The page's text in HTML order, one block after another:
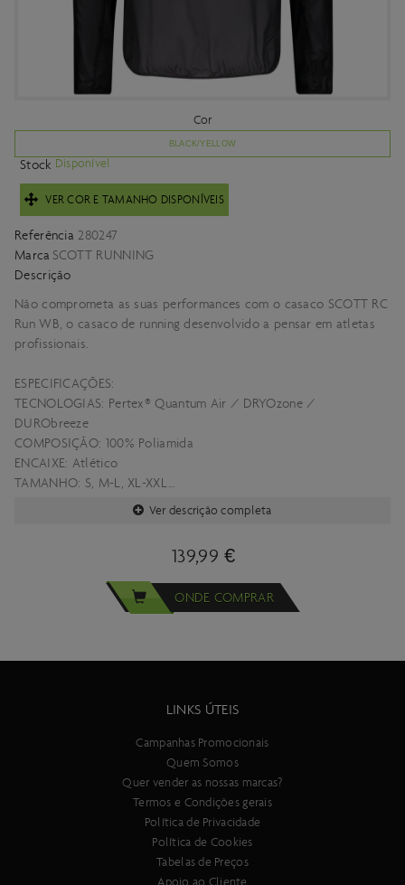
Cor
BLACK/YELLOW
Stock Disponível
VER COR E TAMANHO DISPONÍVEIS
Referência 280247
Marca SCOTT RUNNING
Descrição
Não comprometa as suas performances com o casaco SCOTT RC
Run WB, o casaco de running desenvolvido a pensar em atletas
profissionais.
ESPECIFICAÇÕES:
TECNOLOGIAS: Pertex® Quantum Air / DRYOzone /
DURObreeze
COMPOSIÇÃO: 100% Poliamida
ENCAIXE: Atlético
TAMANHO: S, M-L, XL-XXL
Ver descrição completa
139,99 €
ONDE COMPRAR
LINKS ÚTEIS
Campanhas Promocionais
Quem Somos
Quer vender as nossas marcas?
Termos e Condições gerais
Política de Privacidade
Política de Cookies
Tabelas de Preços
Apoio ao Cliente